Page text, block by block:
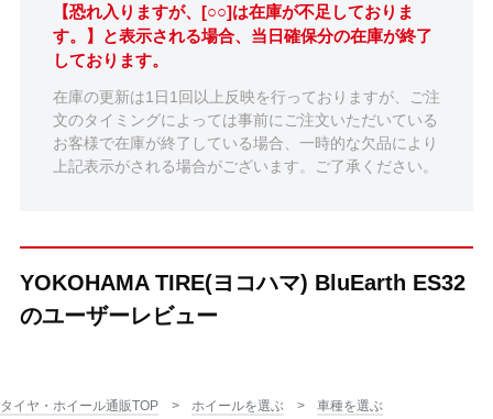
【恐れ入りますが、[○○]は在庫が不足しておりま
す。】と表示される場合、当日確保分の在庫が終了
しております。
在庫の更新は1日1回以上反映を行っておりますが、ご注
文のタイミングによっては事前にご注文いただいている
お客様で在庫が終了している場合、一時的な欠品により
上記表示がされる場合がございます。ご了承ください。
YOKOHAMA TIRE(ヨコハマ) BluEarth ES32
のユーザーレビュー
タイヤ・ホイール通販TOP ホイールを選ぶ
車種を選ぶ